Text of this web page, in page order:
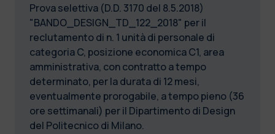
Prova selettiva (D.D. 3170 del 8.5.2018)
"BANDO_DESIGN_TD_122_2018" per il
reclutamento di n. 1 unità di personale di
categoria C, posizione economica C1, area
amministrativa, con contratto a tempo
determinato, per la durata di 12 mesi,
eventualmente prorogabile, a tempo pieno (36
ore settimanali) per il Dipartimento di Design
del Politecnico di Milano.